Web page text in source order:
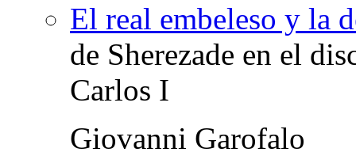
El real embeleso y la
de Sherezade en el
Carlos I
Giovanni Garofalo